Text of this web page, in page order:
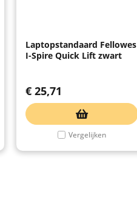
Laptopstandaard Fellowes
I-Spire Quick Lift zwart
€ 25,71
Vergelijken